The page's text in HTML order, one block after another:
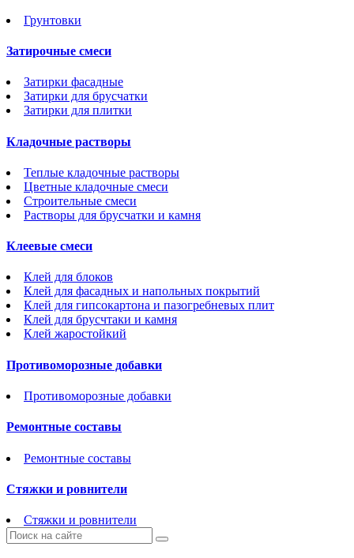
Грунтовки
Затирочные смеси
Затирки фасадные
Затирки для брусчатки
Затирки для плитки
Кладочные растворы
Теплые кладочные растворы
Цветные кладочные смеси
Строительные смеси
Растворы для брусчатки и камня
Клеевые смеси
Клей для блоков
Клей для фасадных и напольных покрытий
Клей для гипсокартона и пазогребневых плит
Клей для брусчтаки и камня
Клей жаростойкий
Противоморозные добавки
Противоморозные добавки
Ремонтные составы
Ремонтные составы
Стяжки и ровнители
Стяжки и ровнители